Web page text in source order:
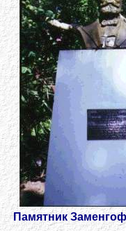
Памятник